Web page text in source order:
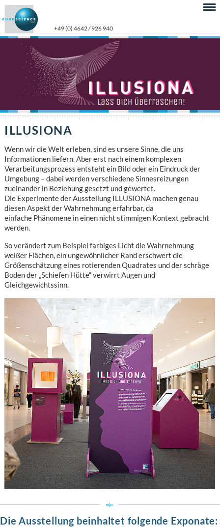
+49 (0) 4642 / 926 940
ILLUSIONA
Wenn wir die Welt erleben, sind es unsere Sinne, die uns
Informationen liefern. Aber erst nach einem komplexen
Verarbeitungsprozess entsteht ein Bild oder ein Eindruck der
Umgebung – dabei werden verschiedene Sinnesreizungen
zueinander in Beziehung gesetzt und gewertet.
Die Experimente der Ausstellung ILLUSIONA machen genau
diesen Aspekt der Wahrnehmung erfahrbar, da
einfache Phänomene in einen nicht stimmigen Kontext gebracht
werden.
So verändert zum Beispiel farbiges Licht die Wahrnehmung
weißer Flächen, ein ungewöhnlicher Rand erschwert die
Größenschätzung eines rotierenden Quadrates und der schräge
Boden der „Schiefen Hütte“ verwirrt Augen und
Gleichgewichtssinn.
Die Ausstellung beinhaltet folgende Exponate: